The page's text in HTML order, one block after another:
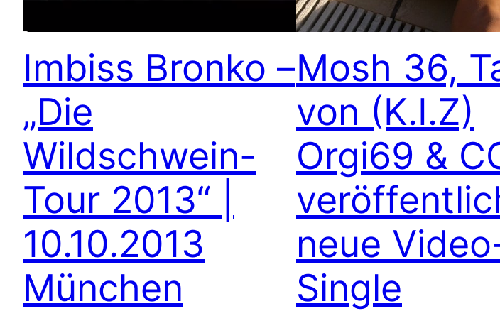
Imbiss Bronko –
„Die
Wildschwein-
Tour 2013“ |
10.10.2013
München
Mosh 36,
von (K.I.Z)
Orgi69 &
neue
Single